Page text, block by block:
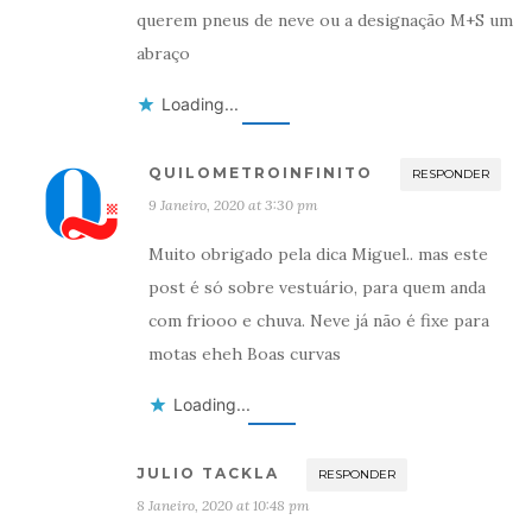
querem pneus de neve ou a designação M+S um
abraço
Loading...
QUILOMETROINFINITO RESPONDER
9 Janeiro, 2020 at 3:30 pm
Muito obrigado pela dica Miguel.. mas este
post é só sobre vestuário, para quem anda
com friooo e chuva. Neve já não é fixe para
motas eheh Boas curvas
Loading...
JULIO TACKLA RESPONDER
8 Janeiro, 2020 at 10:48 pm